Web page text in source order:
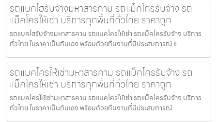
รถแบคโฮรับจ้างมหาสารคาม รถแม็คโครรับจ้าง รถ
แม็คโครให้เช่า บริการทุกพื้นที่ทั่วไทย ราคาถูก
รถแบคโฮรับจ้างมหาสารคาม รถแมคโครให้เช่า รถแม็คโครรับจ้าง บริการ
ทั่วไทย ในราคาเป็นกันเอง พร้อมด้วยทีมงานที่มีประสบการณ์ แ
รถแมคโครให้เช่ามหาสารคาม รถแม็คโครรับจ้าง รถ
แม็คโครให้เช่า บริการทุกพื้นที่ทั่วไทย ราคาถูก
รถแมคโครให้เช่ามหาสารคาม รถแมคโครให้เช่า รถแม็คโครรับจ้าง บริการ
ทั่วไทย ในราคาเป็นกันเอง พร้อมด้วยทีมงานที่มีประสบการณ์